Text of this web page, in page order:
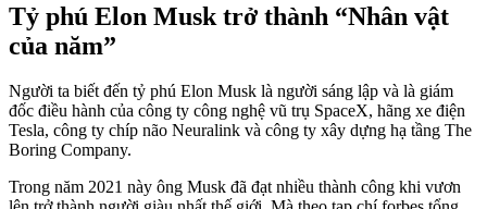
Tỷ phú Elon Musk trở thành “Nhân vật
của năm”
Người ta biết đến tỷ phú Elon Musk là người sáng lập và là giám
đốc điều hành của công ty công nghệ vũ trụ SpaceX, hãng xe điện
Tesla, công ty chíp não Neuralink và công ty xây dựng hạ tầng The
Boring Company.
Trong năm 2021 này ông Musk đã đạt nhiều thành công khi vươn